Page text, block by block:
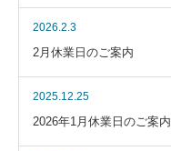
2026.2.3
2月休業日のご案内
2025.12.25
2026年1月休業日のご案内